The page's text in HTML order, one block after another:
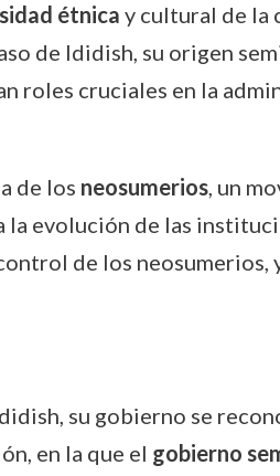
étnica y cultural de la
de Ididish, su origen
roles cruciales en la
de los neosumerios, un
evolución de las
de los neosumerios,
su gobierno se
en la que el gobierno